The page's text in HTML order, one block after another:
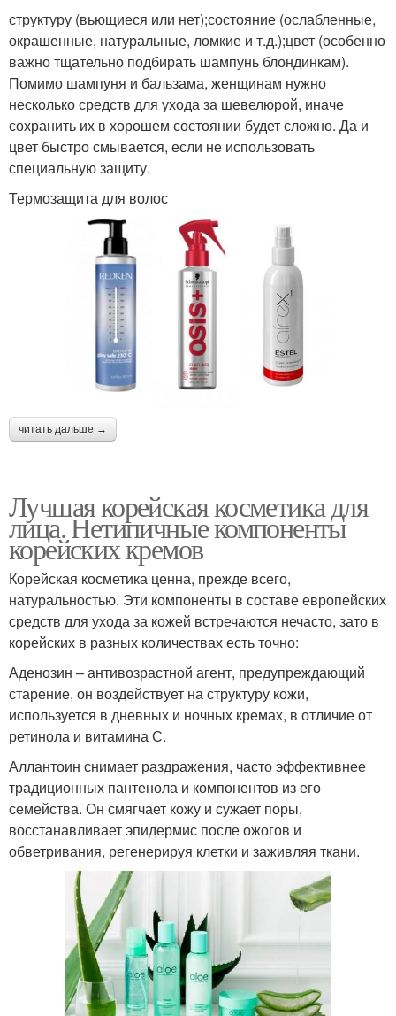
структуру (вьющиеся или нет);состояние (ослабленные,
окрашенные, натуральные, ломкие и т.д.);цвет (особенно
важно тщательно подбирать шампунь блондинкам).
Помимо шампуня и бальзама, женщинам нужно
несколько средств для ухода за шевелюрой, иначе
сохранить их в хорошем состоянии будет сложно. Да и
цвет быстро смывается, если не использовать
специальную защиту.
Термозащита для волос
читать дальше →
Лучшая корейская косметика для
лица. Нетипичные компоненты
корейских кремов
Корейская косметика ценна, прежде всего,
натуральностью. Эти компоненты в составе европейских
средств для ухода за кожей встречаются нечасто, зато в
корейских в разных количествах есть точно:
Аденозин – антивозрастной агент, предупреждающий
старение, он воздействует на структуру кожи,
используется в дневных и ночных кремах, в отличие от
ретинола и витамина С.
Аллантоин снимает раздражения, часто эффективнее
традиционных пантенола и компонентов из его
семейства. Он смягчает кожу и сужает поры,
восстанавливает эпидермис после ожогов и
обветривания, регенерируя клетки и заживляя ткани.